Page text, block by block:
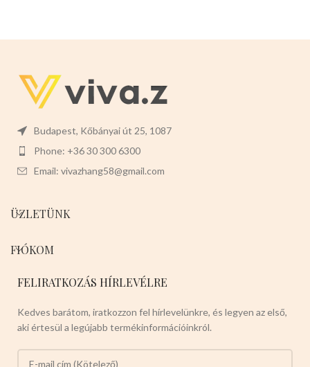
Budapest, Kőbányai út 25, 1087
Phone: +36 30 300 6300
Email: vivazhang58@gmail.com
ÜZLETÜNK
FIÓKOM
FELIRATKOZÁS HÍRLEVÉLRE
Kedves barátom, iratkozzon fel hírlevelünkre, és legyen az első,
aki értesül a legújabb termékinformációinkról.